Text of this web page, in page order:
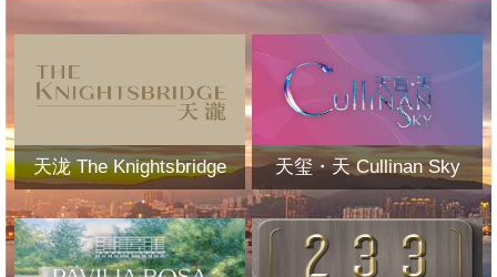
天泷 The Knightsbridge 天玺・天 Cullinan Sky